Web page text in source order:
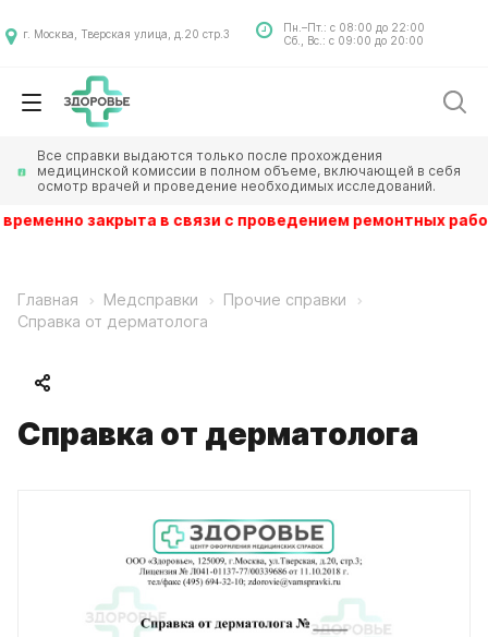
Все справки выдаются только после прохождения
медицинской комиссии в полном объеме, включающей в себя
осмотр врачей и проведение необходимых исследований.
временно закрыта в связи с проведением ремонтных
г. Москва, Тверская улица, д.20 стр.3
Пн.–Пт.: с 08:00 до 22:00
Сб., Вс.: с 09:00 до 20:00
Главная Медсправки
Прочие справки
Справка от дерматолога
Справка от дерматолога